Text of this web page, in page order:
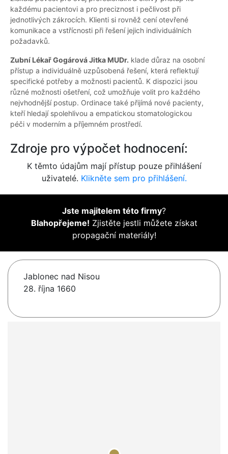
každému pacientovi a pro preciznost i pečlivost při
jednotlivých zákrocích. Klienti si rovněž cení otevřené
komunikace a vstřícnosti při řešení jejich individuálních
požadavků.
Zubní Lékař Gogárová Jitka MUDr. klade důraz na osobní
přístup a individuálně uzpůsobená řešení, která reflektují
specifické potřeby a možnosti pacientů. K dispozici jsou
různé možnosti ošetření, což umožňuje volit pro každého
nejvhodnější postup. Ordinace také přijímá nové pacienty,
kteří hledají spolehlivou a empatickou stomatologickou
péči v moderním a příjemném prostředí.
Zdroje pro výpočet hodnocení:
K těmto údajům mají přístup pouze přihlášení
uživatelé. Klikněte sem pro přihlášení.
Jste majitelem této firmy?
Blahopřejeme! Zjistěte jestli můžete získat
propagační materiály!
Jablonec nad Nisou
28. října 1660